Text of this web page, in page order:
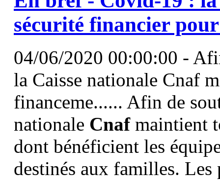
sécurité financier
04/06/2020 00:00:00 -
la Caisse nationale Cnaf
financeme...... Afin de
nationale Cnafmaintient
dont bénéficient les
destinés aux familles. Les